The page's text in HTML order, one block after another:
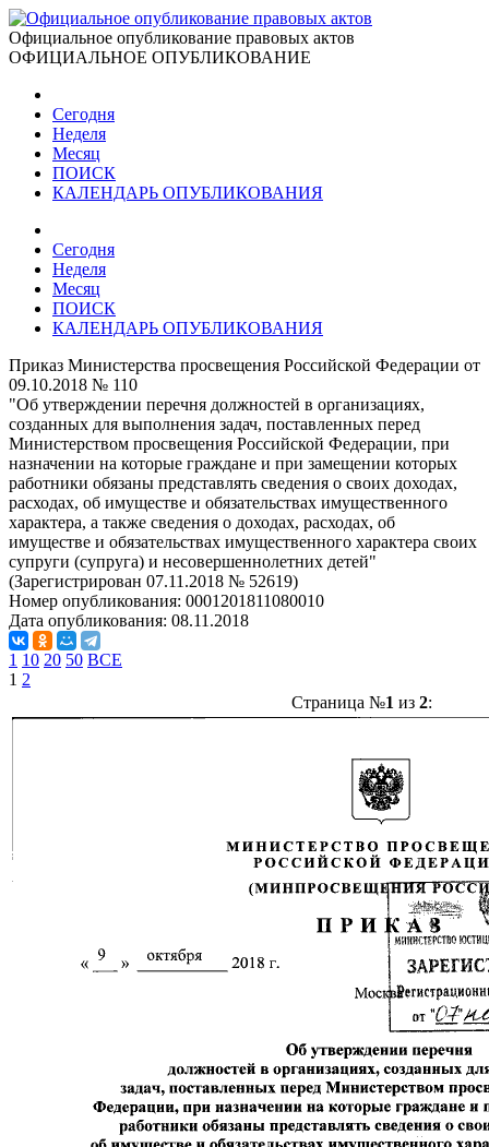
Официальное опубликование правовых актов
ОФИЦИАЛЬНОЕ ОПУБЛИКОВАНИЕ
Сегодня
Неделя
Месяц
ПОИСК
КАЛЕНДАРЬ ОПУБЛИКОВАНИЯ
Сегодня
Неделя
Месяц
ПОИСК
КАЛЕНДАРЬ ОПУБЛИКОВАНИЯ
Приказ Министерства просвещения Российской Федерации от
09.10.2018 № 110
"Об утверждении перечня должностей в организациях,
созданных для выполнения задач, поставленных перед
Министерством просвещения Российской Федерации, при
назначении на которые граждане и при замещении которых
работники обязаны представлять сведения о своих доходах,
расходах, об имуществе и обязательствах имущественного
характера, а также сведения о доходах, расходах, об
имуществе и обязательствах имущественного характера своих
супруги (супруга) и несовершеннолетних детей"
(Зарегистрирован 07.11.2018 № 52619)
Номер опубликования: 0001201811080010
Дата опубликования: 08.11.2018
1 10 20 50 ВСЕ
1 2
Страница №1 из 2: